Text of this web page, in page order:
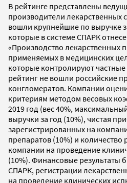
В рейтинге представлены
производители лекарственных
вошли крупнейшие по выручке
которые в системе СПАРК
«Производство лекарственных
применяемых в медицинских
которые контролируют
рейтинг не вошли российские
конгломератов. Компании
критериям методом весовых
2019 год (вес 40%,
выручки за год (10%), чистая
зарегистрированных на
препаратов (10%) и
компании на проведение
(10%). Финансовые результаты
СПАРК, регистрации
на проведение клинических